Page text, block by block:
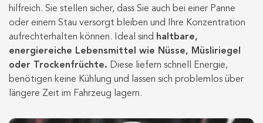
hilfreich. Sie stellen sicher, dass Sie auch bei einer Panne
oder einem Stau versorgt bleiben und Ihre Konzentration
aufrechterhalten können. Ideal sind haltbare,
energiereiche Lebensmittel wie Nüsse, Müsliriegel
oder Trockenfrüchte. Diese liefern schnell Energie,
benötigen keine Kühlung und lassen sich problemlos über
längere Zeit im Fahrzeug lagern.